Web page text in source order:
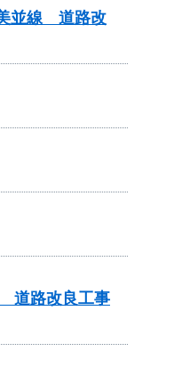
並線 道路改
道路改良工事